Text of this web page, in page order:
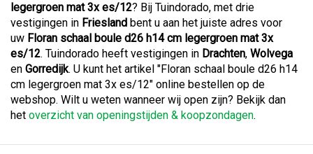
legergroen mat 3x es/12? Bij Tuindorado, met drie
vestigingen in Friesland bent u aan het juiste adres voor
uw Floran schaal boule d26 h14 cm legergroen mat 3x
es/12. Tuindorado heeft vestigingen in Drachten, Wolvega
en Gorredijk. U kunt het artikel "Floran schaal boule d26 h14
cm legergroen mat 3x es/12" online bestellen op de
webshop. Wilt u weten wanneer wij open zijn? Bekijk dan
het overzicht van openingstijden & koopzondagen.